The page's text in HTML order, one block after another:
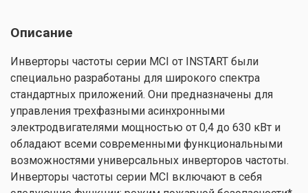
Описание
Инверторы частоты серии MCI от INSTART были
специально разработаны для широкого спектра
стандартных приложений. Они предназначены для
управления трехфазными асинхронными
электродвигателями мощностью от 0,4 до 630 кВт и
обладают всеми современными функциональными
возможностями универсальных инверторов частоты.
Инверторы частоты серии MCI включают в себя